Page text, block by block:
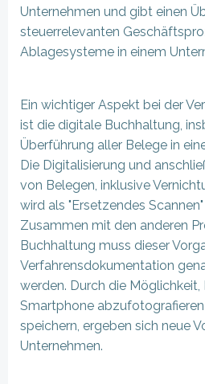
Unternehmen und gibt einen
steuerrelevanten
Ablagesysteme in einem
Ein wichtiger Aspekt bei der
ist die digitale Buchhaltung,
Überführung aller Belege in
Die Digitalisierung und
von Belegen, inklusive
wird als "Ersetzendes
Zusammen mit den anderen
Buchhaltung muss dieser
Verfahrensdokumentation
werden. Durch die
Smartphone
speichern, ergeben sich neue
Unternehmen.